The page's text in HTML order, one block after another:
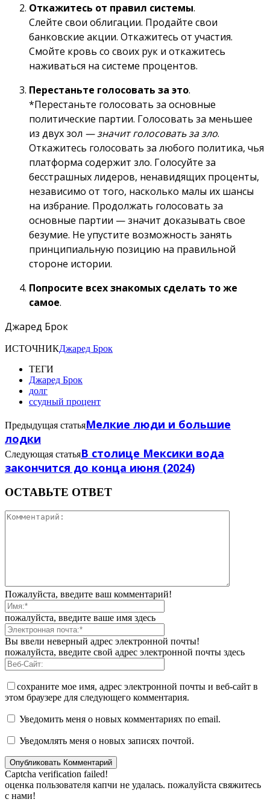
Откажитесь от правил системы.
Слейте свои облигации. Продайте свои
банковские акции. Откажитесь от участия.
Смойте кровь со своих рук и откажитесь
наживаться на системе процентов.
Перестаньте голосовать за это.
*Перестаньте голосовать за основные
политические партии. Голосовать за меньшее
из двух зол — значит голосовать за зло.
Откажитесь голосовать за любого политика, чья
платформа содержит зло. Голосуйте за
бесстрашных лидеров, ненавидящих проценты,
независимо от того, насколько малы их шансы
на избрание. Продолжать голосовать за
основные партии — значит доказывать свое
безумие. Не упустите возможность занять
принципиальную позицию на правильной
стороне истории.
Попросите всех знакомых сделать то же
самое.
Джаред Брок
ИСТОЧНИКДжаред Брок
ТЕГИ
Джаред Брок
долг
ссудный процент
Предыдущая статьяМелкие люди и большие
лодки
Следующая статьяВ столице Мексики вода
закончится до конца июня (2024)
ОСТАВЬТЕ ОТВЕТ
Пожалуйста, введите ваш комментарий!
пожалуйста, введите ваше имя здесь
Вы ввели неверный адрес электронной почты!
пожалуйста, введите свой адрес электронной почты здесь
сохраните мое имя, адрес электронной почты и веб-сайт в
этом браузере для следующего комментария.
Уведомить меня о новых комментариях по email.
Уведомлять меня о новых записях почтой.
Captcha verification failed!
оценка пользователя капчи не удалась. пожалуйста свяжитесь
с нами!